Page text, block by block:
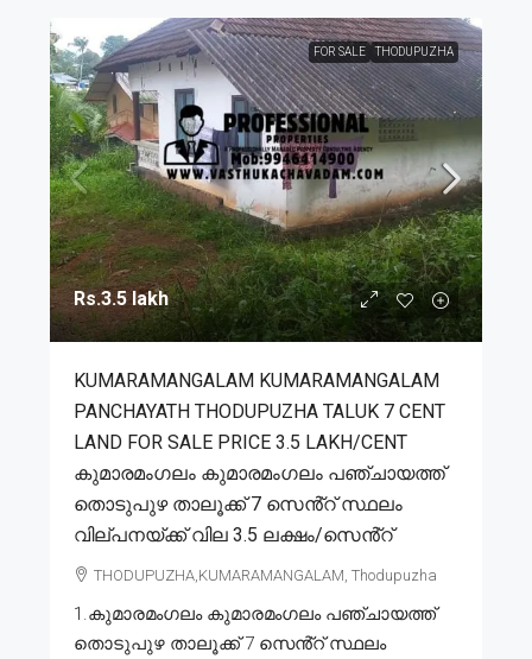
FOR SALE THODUPUZHA
Rs.3.5 lakh
KUMARAMANGALAM KUMARAMANGALAM
PANCHAYATH THODUPUZHA TALUK 7 CENT
LAND FOR SALE PRICE 3.5 LAKH/CENT
കുമാരമംഗലം കുമാരമംഗലം പഞ്ചായത്ത്
തൊടുപുഴ താലൂക്ക് 7 സെൻ്റ് സ്ഥലം
വില്പനയ്ക്ക് വില 3.5 ലക്ഷം/സെൻ്റ്
THODUPUZHA,KUMARAMANGALAM, Thodupuzha
1.കുമാരമംഗലം കുമാരമംഗലം പഞ്ചായത്ത്
തൊടുപുഴ താലൂക്ക് 7 സെൻ്റ് സ്ഥലം